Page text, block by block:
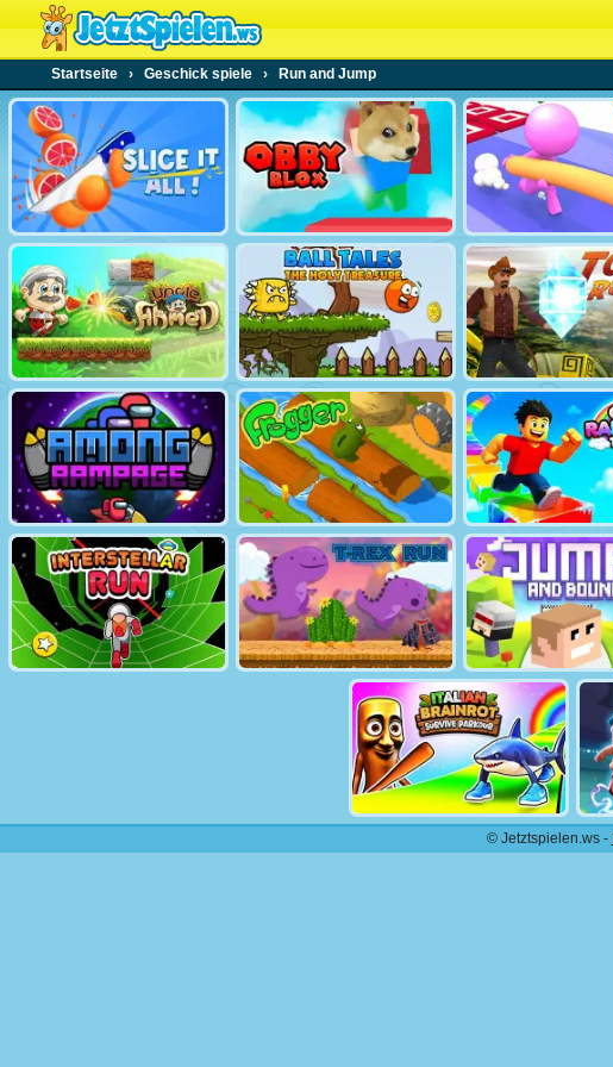
Startseite › Geschick spiele › Run and Jump
© Jetztspielen.ws -